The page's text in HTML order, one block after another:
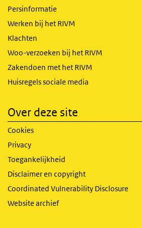
Persinformatie
Werken bij het RIVM
Klachten
Woo-verzoeken bij het RIVM
Zakendoen met het RIVM
Huisregels sociale media
Over deze site
Cookies
Privacy
Toegankelijkheid
Disclaimer en copyright
Coordinated Vulnerability Disclosure
Website archief